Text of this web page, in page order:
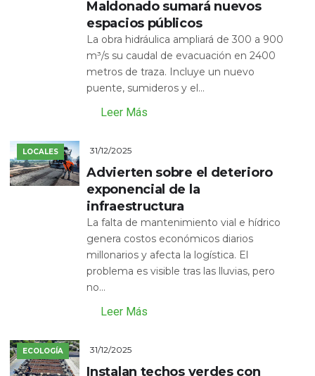
Maldonado sumará nuevos
espacios públicos
La obra hidráulica ampliará de 300 a 900
m³/s su caudal de evacuación en 2400
metros de traza. Incluye un nuevo
puente, sumideros y el...
Leer Más
LOCALES 31/12/2025
Advierten sobre el deterioro
exponencial de la
infraestructura
La falta de mantenimiento vial e hídrico
genera costos económicos diarios
millonarios y afecta la logística. El
problema es visible tras las lluvias, pero
no...
Leer Más
ECOLOGÍA 31/12/2025
Instalan techos verdes con